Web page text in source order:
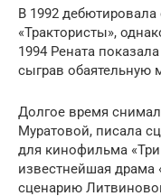
В 1992
«Трактористы»,
1994 Рената
сыграв обаятельную
Долгое время
Муратовой, писала
для кинофильма
известнейшая драма
сценарию